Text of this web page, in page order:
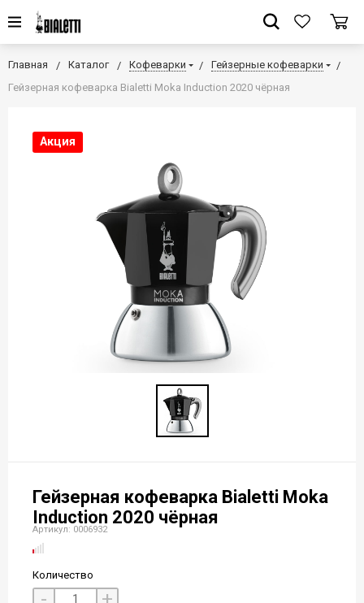
Главная Каталог Кофеварки
Гейзерные кофеварки
Гейзерная кофеварка Bialetti Moka Induction 2020 чёрная
Акция
Гейзерная кофеварка Bialetti Moka
Induction 2020 чёрная
Артикул: 0006932
Количество